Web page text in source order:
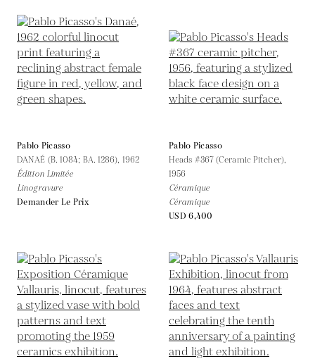
Pablo Picasso
DANAÉ (B. 1084; BA. 1286), 1962
Édition Limitée
Linogravure
Demander Le Prix
Pablo Picasso
Heads #367 (Ceramic Pitcher),
1956
Céramique
Céramique
USD 6,400